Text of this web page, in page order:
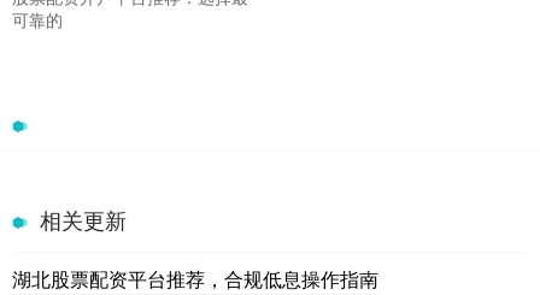
可靠的
相关更新
湖北股票配资平台推荐，合规低息操作指南